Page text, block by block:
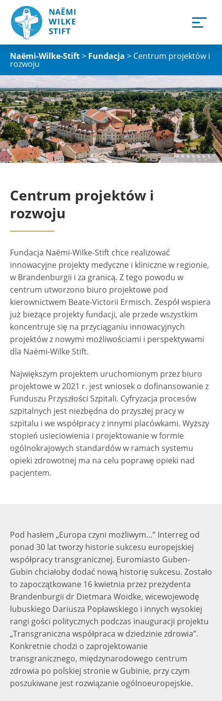
Naëmi-Wilke-Stift> Fundacja > Centrum projektów i
rozwoju
Centrum projektów i
rozwoju
Fundacja Naëmi-Wilke-Stift chce realizować
innowacyjne projekty medyczne i kliniczne w regionie,
w Brandenburgii i za granicą. Z tego powodu w
centrum utworzono biuro projektowe pod
kierownictwem Beate-Victorii Ermisch. Zespół wspiera
już bieżące projekty fundacji, ale przede wszystkim
koncentruje się na przyciąganiu innowacyjnych
projektów z nowymi możliwościami i perspektywami
dla Naëmi-Wilke Stift.
Największym projektem uruchomionym przez biuro
projektowe w 2021 r. jest wniosek o dofinansowanie z
Funduszu Przyszłości Szpitali. Cyfryzacja procesów
szpitalnych jest niezbędna do przyszłej pracy w
szpitalu i we współpracy z innymi placówkami. Wyższy
stopień usieciowienia i projektowanie w formie
ogólnokrajowych standardów w ramach systemu
opieki zdrowotnej ma na celu poprawę opieki nad
pacjentem.
Pod hasłem „Europa czyni możliwym…” Interreg od
ponad 30 lat tworzy historie sukcesu europejskiej
współpracy transgranicznej. Euromiasto Guben-
Gubin chciałoby dodać nową historię sukcesu. Zostało
to zapoczątkowane 16 kwietnia przez prezydenta
Brandenburgii dr Dietmara Woidke, wicewojewodę
lubuskiego Dariusza Popławskiego i innych wysokiej
rangi gości politycznych podczas inauguracji projektu
„Transgraniczna współpraca w dziedzinie zdrowia”.
Konkretnie chodzi o zaprojektowanie
transgranicznego, międzynarodowego centrum
zdrowia po polskiej stronie w Gubinie, przy czym
poszukiwane jest rozwiązanie ogólnoeuropejskie.